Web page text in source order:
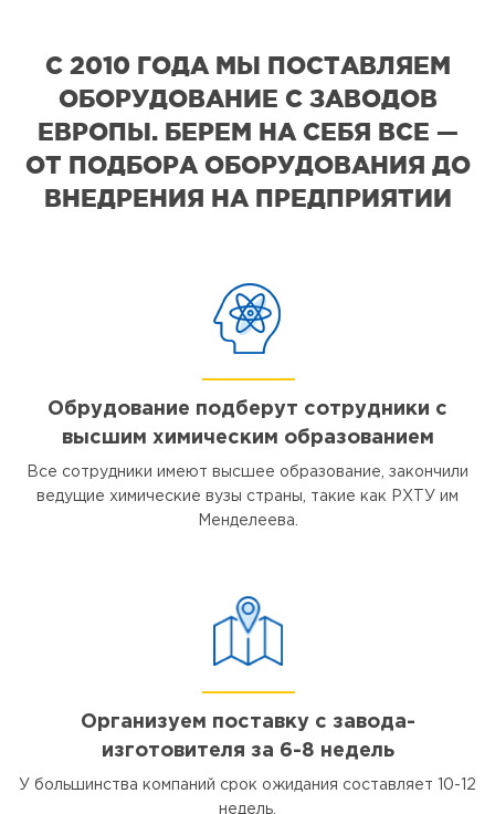
С 2010 ГОДА МЫ ПОСТАВЛЯЕМ
ОБОРУДОВАНИЕ С ЗАВОДОВ
ЕВРОПЫ. БЕРЕМ НА СЕБЯ ВСЕ —
ОТ ПОДБОРА ОБОРУДОВАНИЯ ДО
ВНЕДРЕНИЯ НА ПРЕДПРИЯТИИ
Обрудование подберут сотрудники с
высшим химическим образованием
Все сотрудники имеют высшее образование, закончили
ведущие химические вузы страны, такие как РХТУ им
Менделеева.
Организуем поставку с завода-
изготовителя за 6-8 недель
У большинства компаний срок ожидания составляет 10-12
недель.